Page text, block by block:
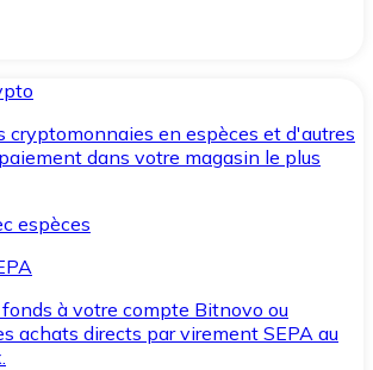
cryptomonnaies en espèces et d'autres
dans votre magasin le plus
espèces
à votre compte Bitnovo ou
achats directs par virement SEPA au